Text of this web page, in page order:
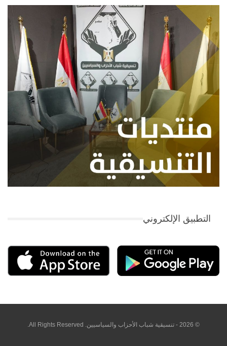
التطبيق الإلكتروني
© 2026 - تنسيقية شباب الأحزاب والسياسيين. All Rights Reserved.